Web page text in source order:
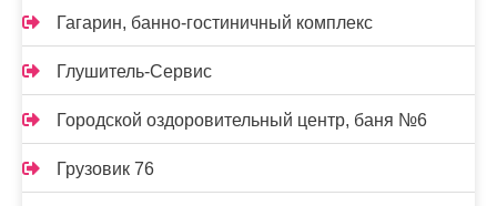
Гагарин, банно-гостиничный комплекс
Глушитель-Сервис
Городской оздоровительный центр, баня №6
Грузовик 76